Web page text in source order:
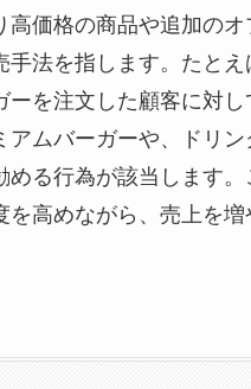
高価格の商品や追加のオ
手法を指します。たとえ
ーを注文した顧客に対し
アムバーガーや、ドリン
める行為が該当します。
を高めながら、売上を増